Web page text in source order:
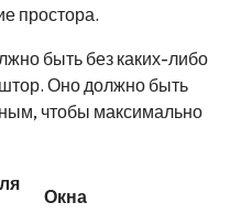
простора.
быть без каких-либо
Оно должно быть
чтобы максимально
Окна